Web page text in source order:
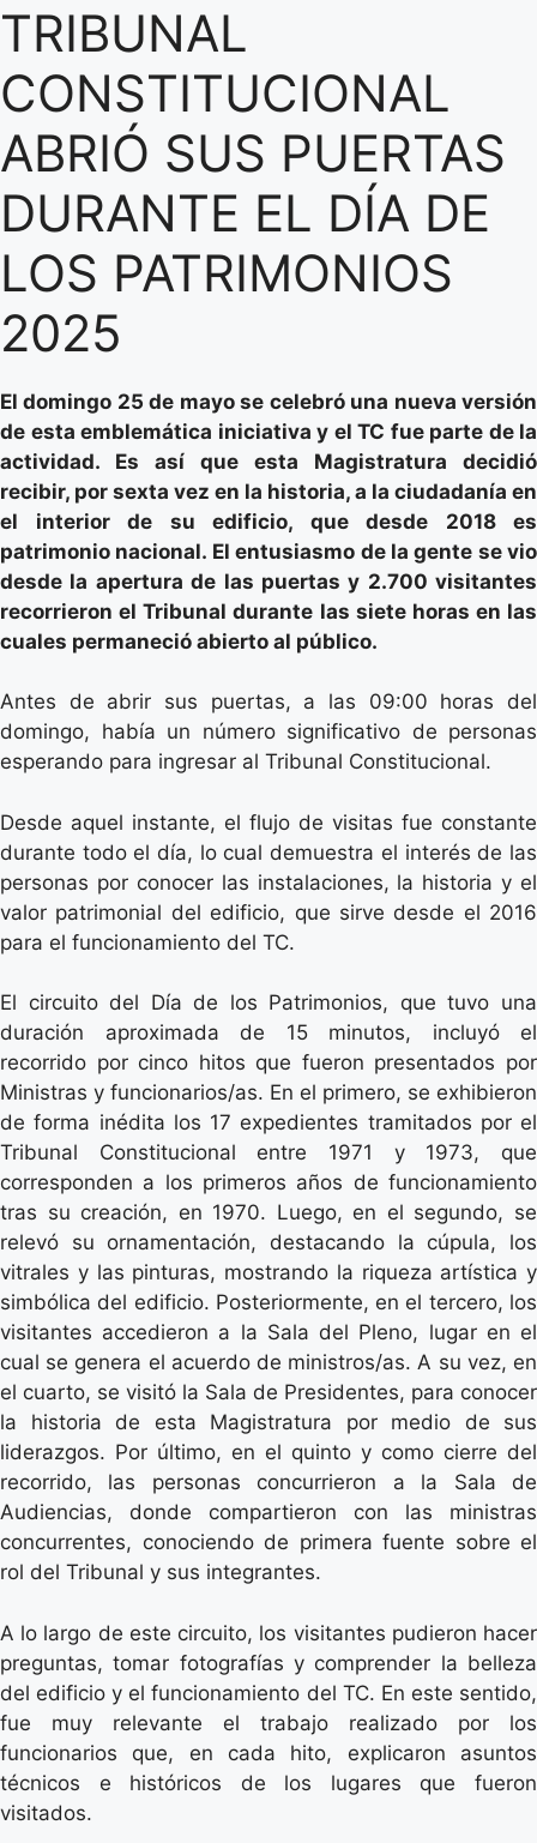
TRIBUNAL
CONSTITUCIONAL
ABRIÓ SUS PUERTAS
DURANTE EL DÍA DE
LOS PATRIMONIOS
2025
El domingo 25 de mayo se celebró una nueva versión
de esta emblemática iniciativa y el TC fue parte de la
actividad. Es así que esta Magistratura decidió
recibir, por sexta vez en la historia, a la ciudadanía en
el interior de su edificio, que desde 2018 es
patrimonio nacional. El entusiasmo de la gente se vio
desde la apertura de las puertas y 2.700 visitantes
recorrieron el Tribunal durante las siete horas en las
cuales permaneció abierto al público.
Antes de abrir sus puertas, a las 09:00 horas del
domingo, había un número significativo de personas
esperando para ingresar al Tribunal Constitucional.
Desde aquel instante, el flujo de visitas fue constante
durante todo el día, lo cual demuestra el interés de las
personas por conocer las instalaciones, la historia y el
valor patrimonial del edificio, que sirve desde el 2016
para el funcionamiento del TC.
El circuito del Día de los Patrimonios, que tuvo una
duración aproximada de 15 minutos, incluyó el
recorrido por cinco hitos que fueron presentados por
Ministras y funcionarios/as. En el primero, se exhibieron
de forma inédita los 17 expedientes tramitados por el
Tribunal Constitucional entre 1971 y 1973, que
corresponden a los primeros años de funcionamiento
tras su creación, en 1970. Luego, en el segundo, se
relevó su ornamentación, destacando la cúpula, los
vitrales y las pinturas, mostrando la riqueza artística y
simbólica del edificio. Posteriormente, en el tercero, los
visitantes accedieron a la Sala del Pleno, lugar en el
cual se genera el acuerdo de ministros/as. A su vez, en
el cuarto, se visitó la Sala de Presidentes, para conocer
la historia de esta Magistratura por medio de sus
liderazgos. Por último, en el quinto y como cierre del
recorrido, las personas concurrieron a la Sala de
Audiencias, donde compartieron con las ministras
concurrentes, conociendo de primera fuente sobre el
rol del Tribunal y sus integrantes.
A lo largo de este circuito, los visitantes pudieron hacer
preguntas, tomar fotografías y comprender la belleza
del edificio y el funcionamiento del TC. En este sentido,
fue muy relevante el trabajo realizado por los
funcionarios que, en cada hito, explicaron asuntos
técnicos e históricos de los lugares que fueron
visitados.